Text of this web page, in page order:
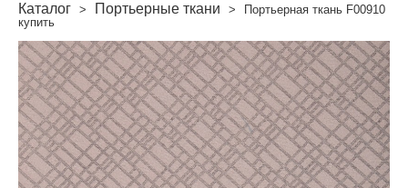
Каталог > Портьерные ткани >
Портьерная ткань F00910
купить